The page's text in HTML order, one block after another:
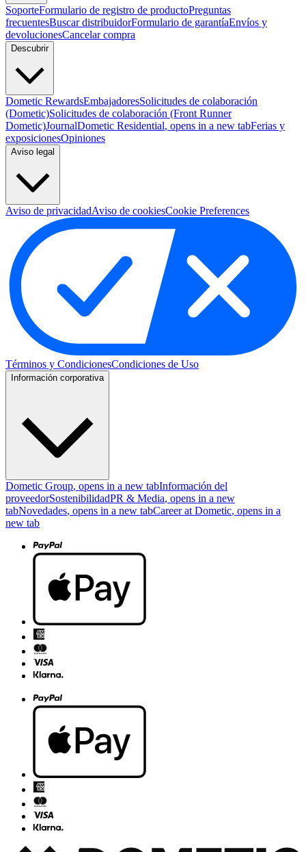
SoporteFormulario de registro de productoPreguntas
frecuentesBuscar distribuidorFormulario de garantíaEnvíos y
devolucionesCancelar compra
Descubrir
Dometic RewardsEmbajadoresSolicitudes de colaboración
(Dometic)Solicitudes de colaboración (Front Runner
Dometic)JournalDometic Residential, opens in a new tabFerias y
exposicionesOpiniones
Aviso legal
Aviso de privacidadAviso de cookiesCookie Preferences
Términos y CondicionesCondiciones de Uso
Información corporativa
Dometic Group, opens in a new tabInformación del
proveedorSostenibilidadPR & Media, opens in a new
tabNovedades, opens in a new tabCareer at Dometic, opens in a
new tab